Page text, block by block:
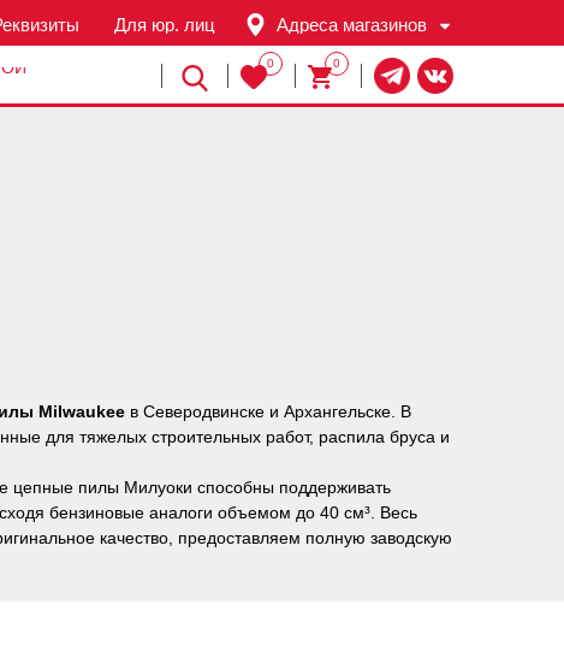
Для юр. лиц Адреса магазинов
0
0
Milwaukee в Северодвинске и Архангельске. В
для тяжелых строительных работ, распила бруса и
цепные пилы Милуоки способны поддерживать
бензиновые аналоги объемом до 40 см³. Весь
качество, предоставляем полную заводскую